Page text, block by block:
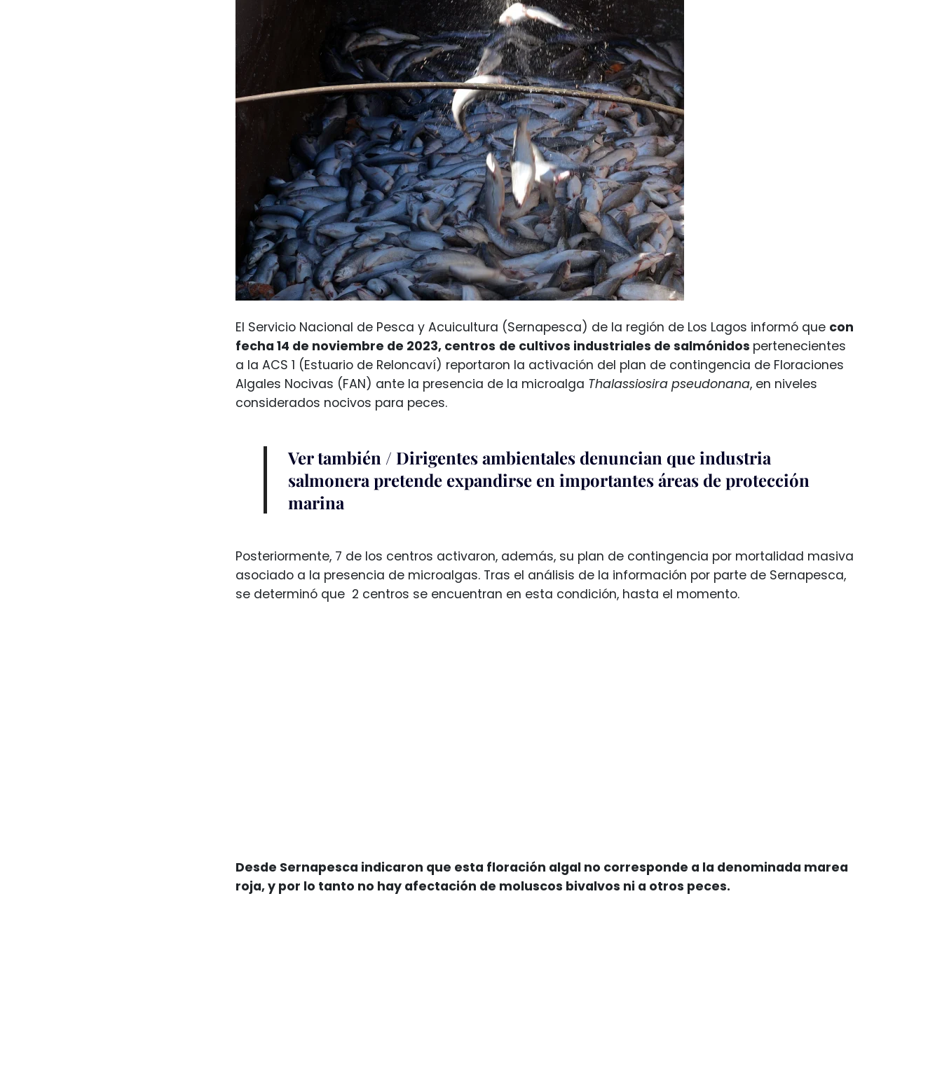
El Servicio Nacional de Pesca y Acuicultura (Sernapesca) de la región de Los Lagos informó que con
fecha 14 de noviembre de 2023, centros de cultivos industriales de salmónidos pertenecientes
a la ACS 1 (Estuario de Reloncaví) reportaron la activación del plan de contingencia de Floraciones
Algales Nocivas (FAN) ante la presencia de la microalga Thalassiosira pseudonana, en niveles
considerados nocivos para peces.
Ver también / Dirigentes ambientales denuncian que industria
salmonera pretende expandirse en importantes áreas de protección
marina
Posteriormente, 7 de los centros activaron, además, su plan de contingencia por mortalidad masiva
asociado a la presencia de microalgas. Tras el análisis de la información por parte de Sernapesca,
se determinó que 2 centros se encuentran en esta condición, hasta el momento.
Desde Sernapesca indicaron que esta floración algal no corresponde a la denominada marea
roja, y por lo tanto no hay afectación de moluscos bivalvos ni a otros peces.